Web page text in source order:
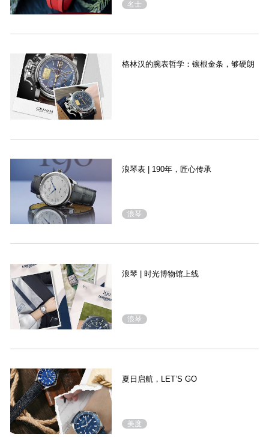
名士
格林汉的腕表哲学：镶根金条，够硬朗
浪琴表 | 190年，匠心传承
浪琴
浪琴 | 时光博物馆上线
浪琴
夏日启航，LET’S GO
美度